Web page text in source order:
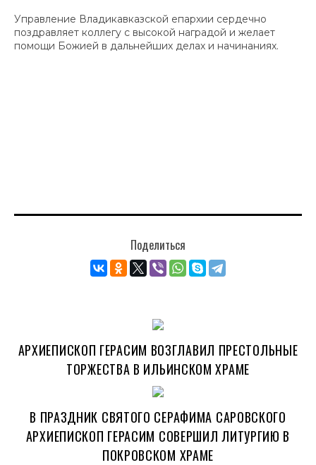
Управление Владикавказской епархии сердечно
поздравляет коллегу с высокой наградой и желает
помощи Божией в дальнейших делах и начинаниях.
Поделиться
АРХИЕПИСКОП ГЕРАСИМ ВОЗГЛАВИЛ ПРЕСТОЛЬНЫЕ
ТОРЖЕСТВА В ИЛЬИНСКОМ ХРАМЕ
В ПРАЗДНИК СВЯТОГО СЕРАФИМА САРОВСКОГО
АРХИЕПИСКОП ГЕРАСИМ СОВЕРШИЛ ЛИТУРГИЮ В
ПОКРОВСКОМ ХРАМЕ